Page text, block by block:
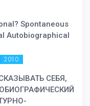
Spontaneous
Autobiographical
2010
СЕБЯ,